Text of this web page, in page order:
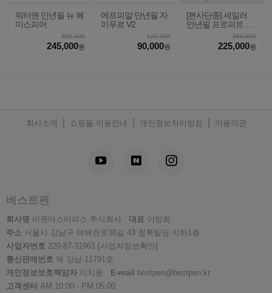
워터맨 만년필 뉴 헤
미스피어
350,000
245,000원
에프피알 만년필 자
이푸르 V2
120,000
90,000원
[본사단종] 세일러
만년필 프로피트 라
300,000
225,000원
회사소개 쇼핑몰 이용안내 개인정보처리방침 이용약관
베스트펜
회사명 비젠마스터피스 주식회사 대표 이양희
주소 서울시 강남구 테헤란로38길 43 청록빌딩 지하1층
사업자번호 220-87-31961
[사업자정보확인]
통신판매번호 제 강남-11791호
개인정보보호책임자 이지윤 E-mail
bestpen@bestpen.kr
고객센터 AM 10:00 - PM 05:00